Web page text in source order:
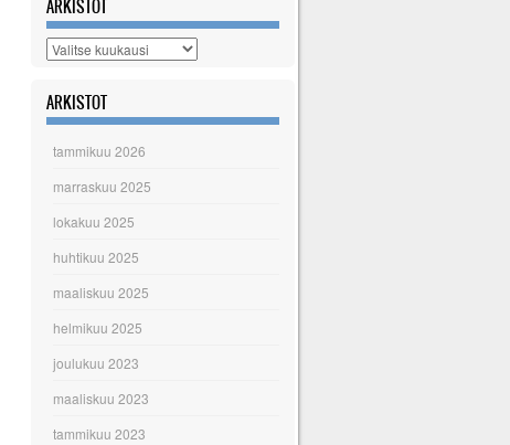
ARKISTOT
Arkistot
ARKISTOT
tammikuu 2026
marraskuu 2025
lokakuu 2025
huhtikuu 2025
maaliskuu 2025
helmikuu 2025
joulukuu 2023
maaliskuu 2023
tammikuu 2023